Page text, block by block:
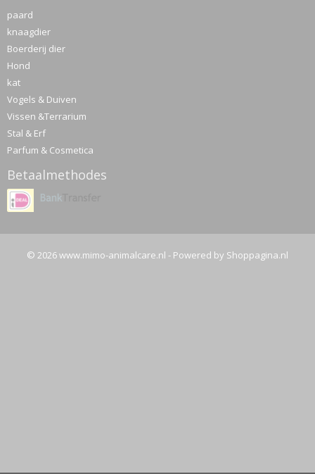
paard
knaagdier
Boerderij dier
Hond
kat
Vogels & Duiven
Vissen &Terrarium
Stal & Erf
Parfum & Cosmetica
Betaalmethodes
© 2026 www.mimo-animalcare.nl - Powered by Shoppagina.nl